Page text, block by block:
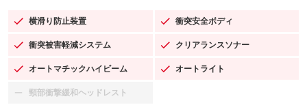
横滑り防止装置
：装備あり 衝突安全ボディ
：装備あり
衝突被害軽減システム
：装備あり クリアランスソナー
：装備あり
オートマチックハイビーム
：装備あり オートライト
：装備あり
頸部衝撃緩和ヘッドレスト
：装備なし